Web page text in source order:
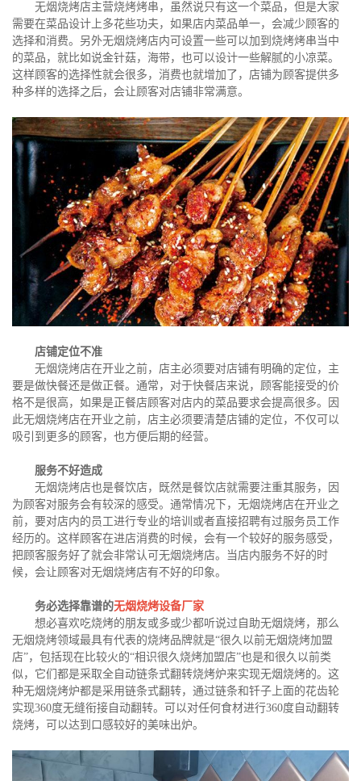
无烟烧烤店主营烧烤烤串，虽然说只有这一个菜品，但是大家
需要在菜品设计上多花些功夫，如果店内菜品单一，会减少顾客的
选择和消费。另外无烟烧烤店内可设置一些可以加到烧烤烤串当中
的菜品，就比如说金针菇，海带，也可以设计一些解腻的小凉菜。
这样顾客的选择性就会很多，消费也就增加了，店铺为顾客提供多
种多样的选择之后，会让顾客对店铺非常满意。
店铺定位不准
无烟烧烤店在开业之前，店主必须要对店铺有明确的定位，主
要是做快餐还是做正餐。通常，对于快餐店来说，顾客能接受的价
格不是很高，如果是正餐店顾客对店内的菜品要求会提高很多。因
此无烟烧烤店在开业之前，店主必须要清楚店铺的定位，不仅可以
吸引到更多的顾客，也方便后期的经营。
服务不好造成
无烟烧烤店也是餐饮店，既然是餐饮店就需要注重其服务，因
为顾客对服务会有较深的感受。通常情况下，无烟烧烤店在开业之
前，要对店内的员工进行专业的培训或者直接招聘有过服务员工作
经历的。这样顾客在进店消费的时候，会有一个较好的服务感受，
把顾客服务好了就会非常认可无烟烧烤店。当店内服务不好的时
候，会让顾客对无烟烧烤店有不好的印象。
务必选择靠谱的无烟烧烤设备厂家
想必喜欢吃烧烤的朋友或多或少都听说过自助无烟烧烤，那么
无烟烧烤领域最具有代表的烧烤品牌就是“很久以前无烟烧烤加盟
店”，包括现在比较火的“相识很久烧烤加盟店”也是和很久以前类
似，它们都是采取全自动链条式翻转烧烤炉来实现无烟烧烤的。这
种无烟烧烤炉都是采用链条式翻转，通过链条和钎子上面的花齿轮
实现360度无缝衔接自动翻转。可以对任何食材进行360度自动翻转
烧烤，可以达到口感较好的美味出炉。